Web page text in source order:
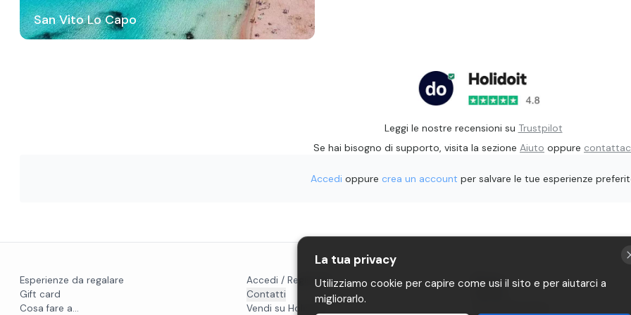
San Vito Lo Capo
Leggi le nostre recensioni su Trustpilot
Se hai bisogno di supporto, visita la sezione Aiuto oppure
Accedi oppure crea un account per salvare le tue esperienze
Esperienze da regalare
Gift card
Cosa fare a...
Accedi / Registrati
Contatti
Vendi su Holidoit
Privacy
La tua privacy
Utilizziamo cookie per capire come usi il sito e per aiutarci a
migliorarlo.